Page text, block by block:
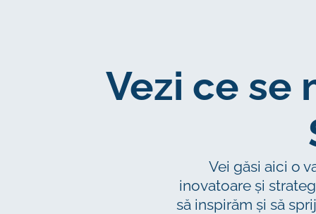
Vezi ce se
Vei găsi aici o
inovatoare și
să inspirăm și să